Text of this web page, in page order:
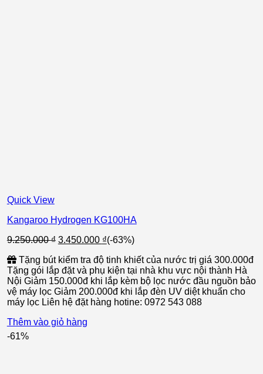
Quick View
Kangaroo Hydrogen KG100HA
9.250.000₫ Giá
là:
9.250.000 ₫.
3.450.000 ₫Giá
tại
là:
3.450.000 ₫.
(-63%)
Tặng bút kiểm tra độ tinh khiết của nước trị giá 300.000đ
Tặng gói lắp đặt và phụ kiện tại nhà khu vực nội thành Hà
Nội Giảm 150.000đ khi lắp kèm bộ lọc nước đầu nguồn bảo
vệ máy lọc Giảm 200.000đ khi lắp đèn UV diệt khuẩn cho
máy lọc Liên hệ đặt hàng hotine: 0972 543 088
Thêm vào giỏ hàng
-61%